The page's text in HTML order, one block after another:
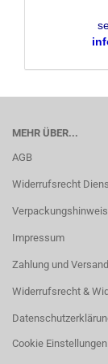
MEHR ÜBER...
AGB
Widerrufsrecht
Impressum
Zahlung und Versand
Widerrufsrecht &
Cookie Einstellungen